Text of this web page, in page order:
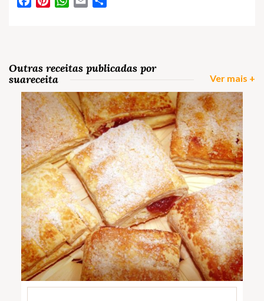
Outras receitas publicadas por
suareceita
Ver mais +